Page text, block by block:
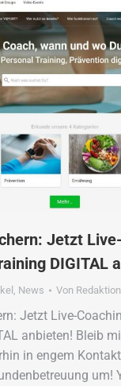
Jetzt
DIGITAL
, News Von Redaktion
Jetzt Live-
anbieten! Bleib
in engem
um!